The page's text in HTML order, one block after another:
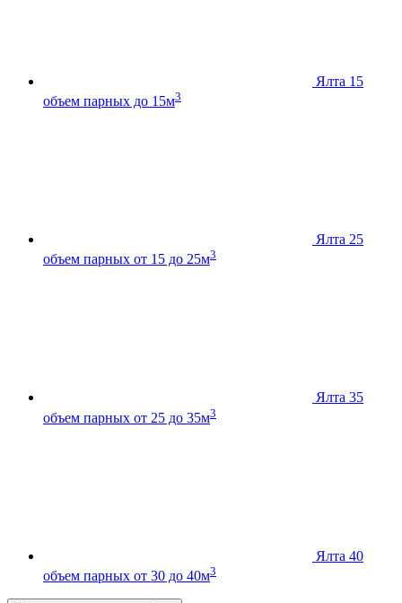
Ялта 15
объем парных до 15м3
Ялта 25
объем парных от 15 до 25м3
Ялта 35
объем парных от 25 до 35м3
Ялта 40
объем парных от 30 до 40м3